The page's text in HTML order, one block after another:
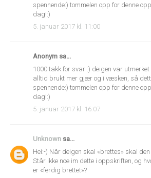
spennende:) tommelen opp for denne
dag!:)
5. januar 2017 kl. 11:00
Anonym sa...
1000 takk for svar :) deigen var
alltid brukt mer gjær og i væsken, så
spennende:) tommelen opp for denne
dag!:)
5. januar 2017 kl. 16:07
Unknown sa...
Hei:-) Når deigen skal «brettes» skal
Står ikke noe im dette i oppskriften, og
er «ferdig brettet»?